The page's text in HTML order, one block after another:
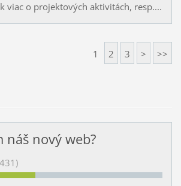
viac o projektových aktivitách, resp....
1 2 3 > >>
náš nový web?